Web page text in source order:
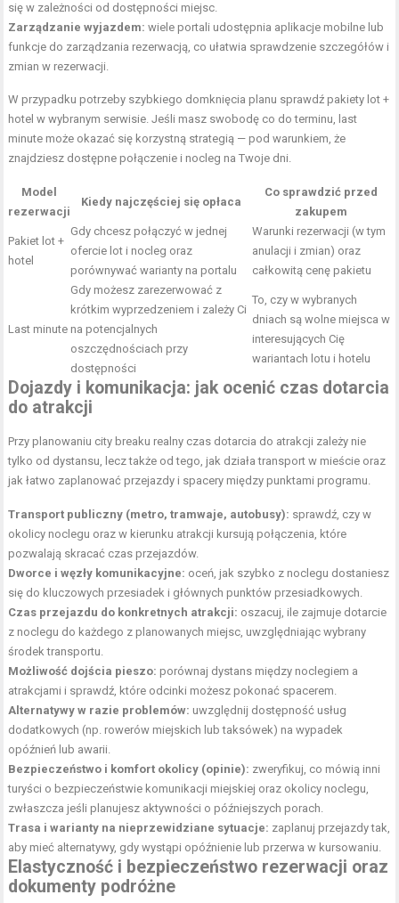
się w zależności od dostępności miejsc.
Zarządzanie wyjazdem: wiele portali udostępnia aplikacje mobilne lub
funkcje do zarządzania rezerwacją, co ułatwia sprawdzenie szczegółów i
zmian w rezerwacji.
W przypadku potrzeby szybkiego domknięcia planu sprawdź pakiety lot +
hotel w wybranym serwisie. Jeśli masz swobodę co do terminu, last
minute może okazać się korzystną strategią — pod warunkiem, że
znajdziesz dostępne połączenie i nocleg na Twoje dni.
Model
rezerwacji
Kiedy najczęściej się opłaca
Co sprawdzić przed
zakupem
Pakiet lot +
hotel
Gdy chcesz połączyć w jednej
ofercie lot i nocleg oraz
porównywać warianty na portalu
Warunki rezerwacji (w tym
anulacji i zmian) oraz
całkowitą cenę pakietu
Last minute
Gdy możesz zarezerwować z
krótkim wyprzedzeniem i zależy Ci
na potencjalnych
oszczędnościach przy
dostępności
To, czy w wybranych
dniach są wolne miejsca w
interesujących Cię
wariantach lotu i hotelu
Dojazdy i komunikacja: jak ocenić czas dotarcia
do atrakcji
Przy planowaniu city breaku realny czas dotarcia do atrakcji zależy nie
tylko od dystansu, lecz także od tego, jak działa transport w mieście oraz
jak łatwo zaplanować przejazdy i spacery między punktami programu.
Transport publiczny (metro, tramwaje, autobusy): sprawdź, czy w
okolicy noclegu oraz w kierunku atrakcji kursują połączenia, które
pozwalają skracać czas przejazdów.
Dworce i węzły komunikacyjne: oceń, jak szybko z noclegu dostaniesz
się do kluczowych przesiadek i głównych punktów przesiadkowych.
Czas przejazdu do konkretnych atrakcji: oszacuj, ile zajmuje dotarcie
z noclegu do każdego z planowanych miejsc, uwzględniając wybrany
środek transportu.
Możliwość dojścia pieszo: porównaj dystans między noclegiem a
atrakcjami i sprawdź, które odcinki możesz pokonać spacerem.
Alternatywy w razie problemów: uwzględnij dostępność usług
dodatkowych (np. rowerów miejskich lub taksówek) na wypadek
opóźnień lub awarii.
Bezpieczeństwo i komfort okolicy (opinie): zweryfikuj, co mówią inni
turyści o bezpieczeństwie komunikacji miejskiej oraz okolicy noclegu,
zwłaszcza jeśli planujesz aktywności o późniejszych porach.
Trasa i warianty na nieprzewidziane sytuacje: zaplanuj przejazdy tak,
aby mieć alternatywy, gdy wystąpi opóźnienie lub przerwa w kursowaniu.
Elastyczność i bezpieczeństwo rezerwacji oraz
dokumenty podróżne